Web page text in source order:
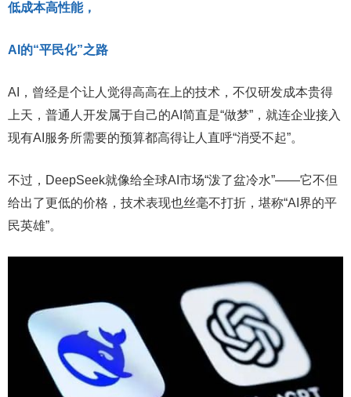
低成本高性能，
AI的“平民化”之路
AI，曾经是个让人觉得高高在上的技术，不仅研发成本贵得
上天，普通人开发属于自己的AI简直是“做梦”，就连企业接入
现有AI服务所需要的预算都高得让人直呼“消受不起”。
不过，DeepSeek就像给全球AI市场“泼了盆冷水”——它不但
给出了更低的价格，技术表现也丝毫不打折，堪称“AI界的平
民英雄”。